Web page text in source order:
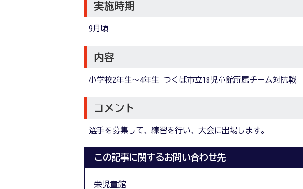
実施時期
9月頃
内容
小学校2年生〜4年生 つくば市立18児童館所属チーム対抗戦
コメント
選手を募集して、練習を行い、大会に出場します。
この記事に関するお問い合わせ先
栄児童館